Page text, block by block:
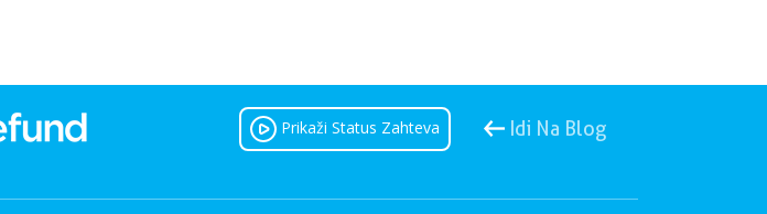
Prikaži Status Zahteva Idi Na Blog